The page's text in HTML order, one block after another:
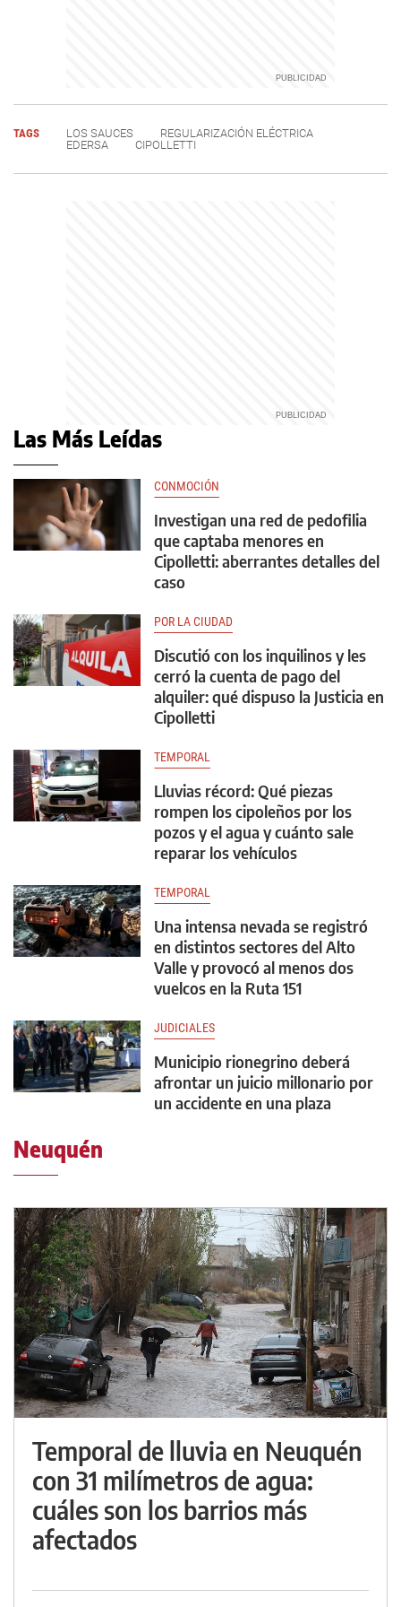
TAGS LOS SAUCES
REGULARIZACIÓN ELÉCTRICA
EDERSA
CIPOLLETTI
Las Más Leídas
CONMOCIÓN
Investigan una red de pedofilia
que captaba menores en
Cipolletti: aberrantes detalles del
caso
POR LA CIUDAD
Discutió con los inquilinos y les
cerró la cuenta de pago del
alquiler: qué dispuso la Justicia en
Cipolletti
TEMPORAL
Lluvias récord: Qué piezas
rompen los cipoleños por los
pozos y el agua y cuánto sale
reparar los vehículos
TEMPORAL
Una intensa nevada se registró
en distintos sectores del Alto
Valle y provocó al menos dos
vuelcos en la Ruta 151
JUDICIALES
Municipio rionegrino deberá
afrontar un juicio millonario por
un accidente en una plaza
Neuquén
Temporal de lluvia en Neuquén
con 31 milímetros de agua:
cuáles son los barrios más
afectados